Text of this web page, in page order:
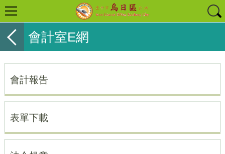
會計室E網
會計報告
表單下載